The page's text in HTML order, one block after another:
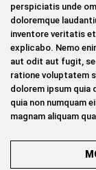
perspiciatis unde
doloremque
inventore veritatis
explicabo. Nemo
aut odit aut fugit,
ratione voluptatem
dolorem ipsum quia
quia non numquam
magnam aliquam